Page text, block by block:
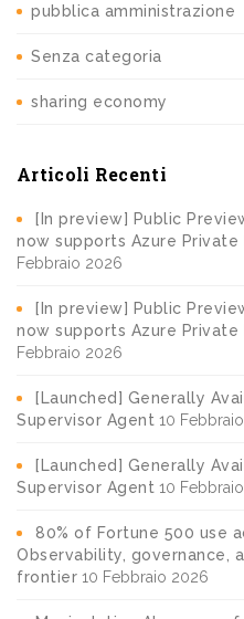
pubblica amministrazione
Senza categoria
sharing economy
Articoli Recenti
[In preview] Public
now supports Azure Private
Febbraio 2026
[In preview] Public
now supports Azure Private
Febbraio 2026
[Launched] Generally
Supervisor Agent 10
[Launched] Generally
Supervisor Agent 10
80% of Fortune 500 use
Observability, governance,
frontier 10 Febbraio 2026